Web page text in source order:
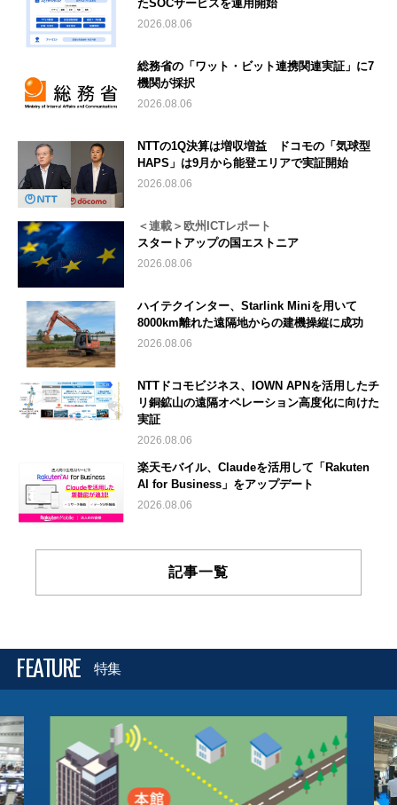
たSOCサービスを運用開始
2026.08.06
総務省の「ワット・ビット連携関連実証」に7
機関が採択
2026.08.06
NTTの1Q決算は増収増益 ドコモの「気球型
HAPS」は9月から能登エリアで実証開始
2026.08.06
＜連載＞欧州ICTレポート
スタートアップの国エストニア
2026.08.06
ハイテクインター、Starlink Miniを用いて
8000km離れた遠隔地からの建機操縦に成功
2026.08.06
NTTドコモビジネス、IOWN APNを活用したチ
リ銅鉱山の遠隔オペレーション高度化に向けた
実証
2026.08.06
楽天モバイル、Claudeを活用して「Rakuten
AI for Business」をアップデート
2026.08.06
記事一覧
FEATURE 特集